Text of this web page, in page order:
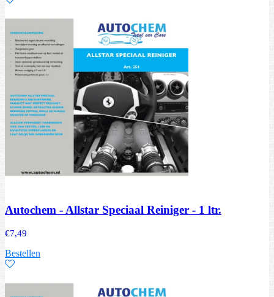
Autochem - Allstar Speciaal Reiniger - 1 ltr.
€7,49
Bestellen